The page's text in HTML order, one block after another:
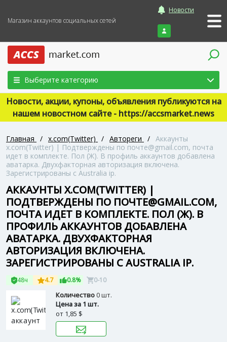
Магазин аккаунтов социальных сетей
Новости
Войти
Выберите категорию
Новости, акции, купоны, объявления публикуются на
нашем новостном сайте - https://accsmarket.news
Главная / x.com(Twitter) / Автореги / Аккаунты
x.com(Twitter) | Подтверждены по почте@gmail.com, почта
идет в комплекте. Пол (Ж). В профиль аккаунтов добавлена
аватарка. Двухфакторная авторизация включена.
Зарегистрированы с Australia ip.
АККАУНТЫ X.COM(TWITTER) |
ПОДТВЕРЖДЕНЫ ПО ПОЧТЕ@GMAIL.COM,
ПОЧТА ИДЕТ В КОМПЛЕКТЕ. ПОЛ (Ж). В
ПРОФИЛЬ АККАУНТОВ ДОБАВЛЕНА
АВАТАРКА. ДВУХФАКТОРНАЯ
АВТОРИЗАЦИЯ ВКЛЮЧЕНА.
ЗАРЕГИСТРИРОВАНЫ С AUSTRALIA IP.
48ч 4.7 0.8% 0-10
Количество0 шт.
Цена за 1 шт.
от 1,85 $